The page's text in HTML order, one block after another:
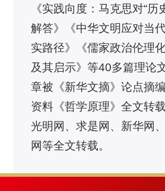
《实践向度：马克思对“历
解答》《中华文明应对当
实路径》《儒家政治伦理
及其启示》等40多篇理论
章被《新华文摘》论点摘
资料《哲学原理》全文转
光明网、求是网、新华网
网等全文转载。